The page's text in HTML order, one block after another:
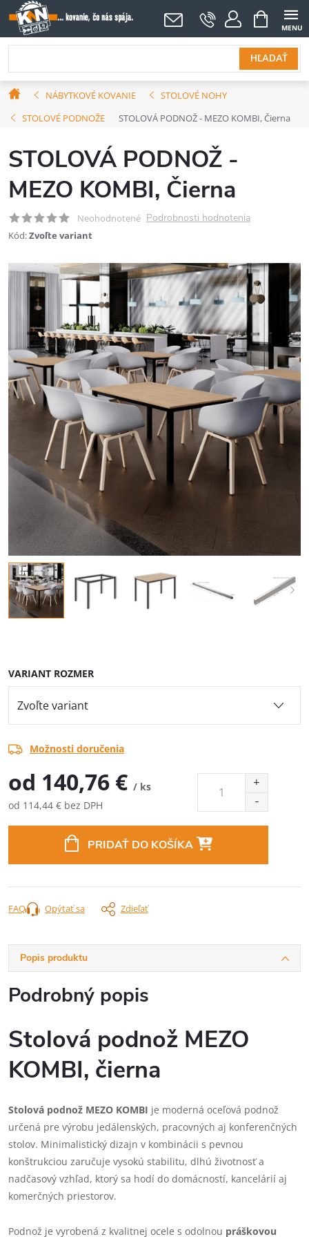
Prejsť
na
obsah
HĽADAŤ
NÁKUPNÝ
KOŠÍK
DomovNÁBYTKOVÉ KOVANIE
STOLOVÉ NOHY
STOLOVÉ PODNOŽE
STOLOVÁ PODNOŽ - MEZO KOMBI, Čierna
STOLOVÁ PODNOŽ -
MEZO KOMBI, Čierna
Neohodnotené Podrobnosti hodnotenia
Kód:Zvoľte variant
VARIANT ROZMER
Možnosti doručenia
od 140,76 € / ks
od 114,44 € bez DPH
PRIDAŤ DO KOŠÍKA
Opýtať sa Zdieľať
FAQ
Popis produktu
Podrobný popis
Stolová podnož MEZO
KOMBI, čierna
Stolová podnož MEZO KOMBI je moderná oceľová podnož
určená pre výrobu jedálenských, pracovných aj konferenčných
stolov. Minimalistický dizajn v kombinácii s pevnou
konštrukciou zaručuje vysokú stabilitu, dlhú životnosť a
nadčasový vzhľad, ktorý sa hodí do domácností, kancelárií aj
komerčných priestorov.
Podnož je vyrobená z kvalitnej ocele s odolnou práškovou